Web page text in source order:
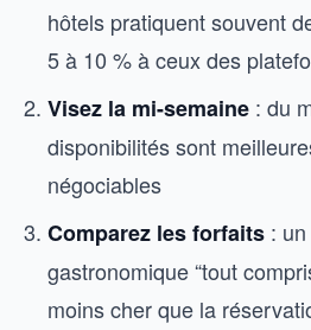
hôtels pratiquent souvent
5 à 10 % à ceux des
Visez la mi-semaine : du
disponibilités sont
négociables
Comparez les forfaits :
gastronomique “tout
moins cher que la